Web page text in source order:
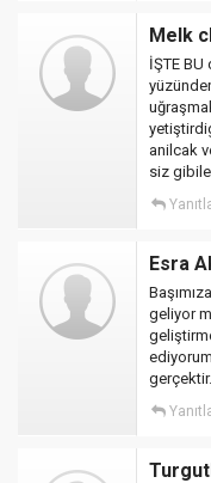
Melk
İŞTE
anilcak
siz
Esra
geliyor
gerçektir.